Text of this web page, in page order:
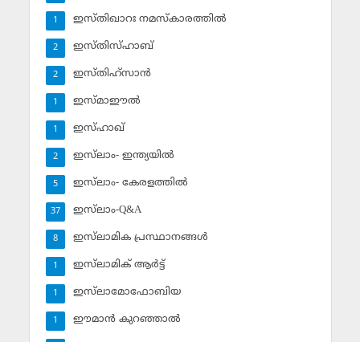
ഇസ്തിഖാറഃ നമസ്‌കാരത്തില്‍
1
ഇസ്തിസ്ഹാബ്
2
ഇസ്തിഹ്‌സാന്‍
2
ഇസ്മാഈല്‍
1
ഇസ്ഹാഖ്‌
1
ഇസ്‌ലാം- ഇന്ത്യയില്‍
2
ഇസ്‌ലാം- കേരളത്തില്‍
5
ഇസ്‌ലാം-Q&A
37
ഇസ്‌ലാമിക പ്രസ്ഥാനങ്ങള്‍
8
ഇസ്‌ലാമിക് ആര്‍ട്ട്
1
ഇസ്‌ലാമോഫോബിയ
1
ഈമാന്‍ കുറഞ്ഞാല്‍
1